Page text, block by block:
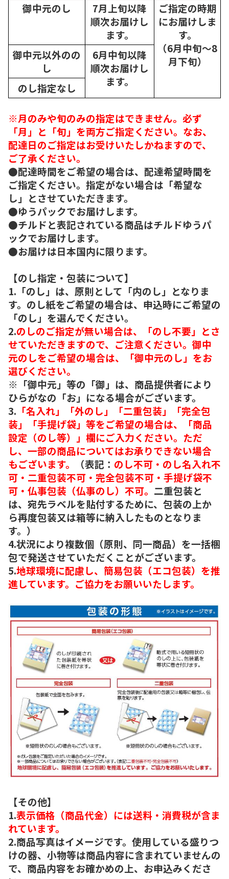
御中元のし
7月上旬以降
順次お届けし
ます。
ご指定の時期
にお届けしま
す。
（6月中旬～8
月下旬）
御中元以外のの
し
6月中旬以降
順次お届けし
ます。
のし指定なし
※月のみや旬のみの指定はできません。必ず
「月」と「旬」を両方ご指定ください。なお、
配達日のご指定はお受けいたしかねますので、
ご了承ください。
●配達時間をご希望の場合は、配達希望時間を
ご指定ください。指定がない場合は「希望な
し」とさせていただきます。
●ゆうパックでお届けします。
●チルドと表記されている商品はチルドゆうパ
ックでお届けします。
●お届けは日本国内に限ります。
【のし指定・包装について】
1.「のし」は、原則として「内のし」となりま
す。のし紙をご希望の場合は、申込時にご希望の
「のし」を選んでください。
2.のしのご指定が無い場合は、「のし不要」とさ
せていただきますので、ご注意ください。御中
元のしをご希望の場合は、「御中元のし」をお
選びください。
※「御中元」等の「御」は、商品提供者により
ひらがなの「お」になる場合がございます。
3. 「名入れ」「外のし」「二重包装」「完全包
装」「手提げ袋」等をご希望の場合は、「商品
設定（のし等）」欄にご入力ください。ただ
し、一部の商品についてはお承りできない場合
もございます。
（表記： のし不可・のし名入れ不
可・二重包装不可・完全包装不可・手提げ袋不
可・仏事包装（仏事のし）不可。 二重包装と
は、宛先ラベルを貼付するために、包装の上か
ら再度包装又は箱等に納入したものとなりま
す。）
4.状況により複数個（原則、同一商品）を一括梱
包で発送させていただくことがございます。
5.地球環境に配慮し、簡易包装（エコ包装）を推
進しています。ご協力をお願いいたします。
【その他】
1.表示価格（商品代金）には送料・消費税が含ま
れています。
2.商品写真はイメージです。使用している盛りつ
けの器、小物等は商品内容に含まれていませんの
で、商品内容をお確かめの上、お申込みくださ